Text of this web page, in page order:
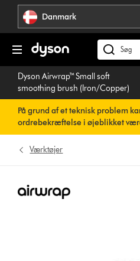
Spring
navigation
Danmark
Søg
på
dyson.dk
Dyson Airwrap™ Small soft
smoothing brush (Iron/Copper)
På grund af et teknisk problem
ordrebekræftelse i øjeblikket
allerede på en hurtig løsning.
dig noget. Din ordrebekræftelse vil
Værktøjer